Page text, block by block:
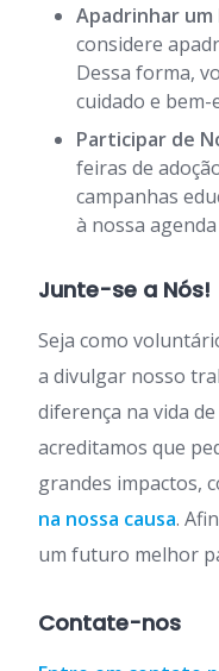
Apadrinhar um
considere
Dessa forma,
cuidado e bem-
Participar de
feiras de
campanhas
à nossa
Junte-se a Nós!
Seja como
a divulgar nosso
diferença na vida
acreditamos que
grandes impactos,
na nossa causa.
um futuro melhor
Contate-nos